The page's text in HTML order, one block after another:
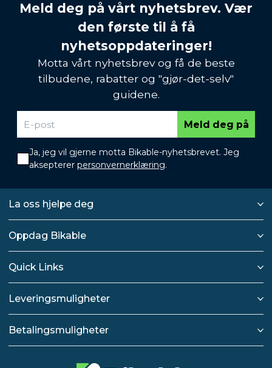
Meld deg på vårt nyhetsbrev. Vær
den første til å få
nyhetsoppdateringer!
Motta vårt nyhetsbrev og få de beste
tilbudene, rabatter og "gjør-det-selv"
guidene.
Meld deg på
Ja, jeg vil gjerne motta Bikable-nyhetsbrevet. Jeg
aksepterer personvernerklæring.
La oss hjelpe deg
Oppdag Bikable
Quick Links
Leveringsmuligheter
Betalingsmuligheter